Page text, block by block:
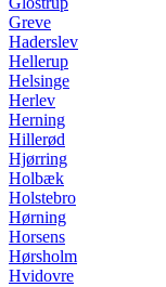
Greve
Haderslev
Hellerup
Helsinge
Herlev
Herning
Hillerød
Hjørring
Holbæk
Holstebro
Hørning
Horsens
Hørsholm
Hvidovre